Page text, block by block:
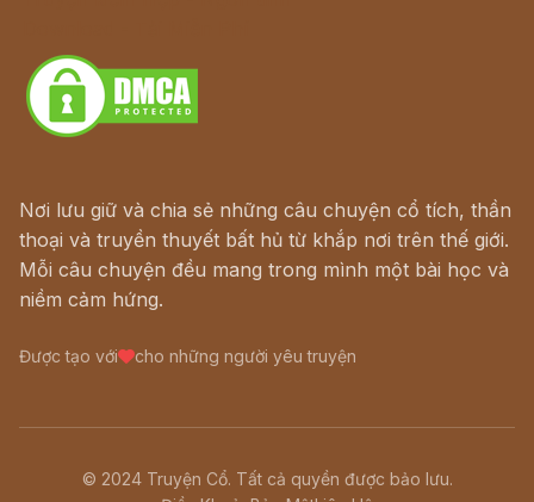
Nơi lưu giữ và chia sẻ những câu chuyện cổ tích, thần
thoại và truyền thuyết bất hủ từ khắp nơi trên thế giới.
Mỗi câu chuyện đều mang trong mình một bài học và
niềm cảm hứng.
Được tạo với cho những người yêu truyện
© 2024 Truyện Cổ. Tất cả quyền được bảo lưu.